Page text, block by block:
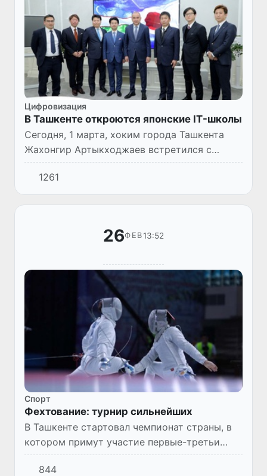
Цифровизация
В Ташкенте откроются японские IT-школы
Сегодня, 1 марта, хоким города Ташкента
Жахонгир Артыкходжаев встретился с
группой японских предпринимателей. В ходе
переговоров стороны обсудили вопросы
двустороннего сотрудничест...
1261
26ФЕВ13:52
Спорт
Фехтование: турнир сильнейших
В Ташкенте стартовал чемпионат страны, в
котором примут участие первые-третьи
номера сборной во всех видах оружия –
рапире, шпаге и сабле. Турнир отборочный.
844